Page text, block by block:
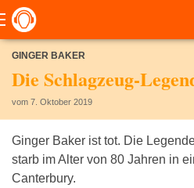
GINGER BAKER
Die Schlagzeug-
vom 7. Oktober 2019
Ginger Baker ist tot. Die
starb im Alter von 80 Jahren in
Canterbury.